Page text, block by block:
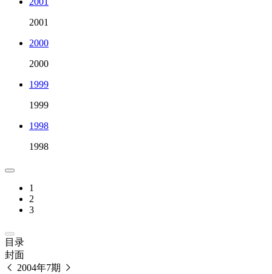
2001
2000
2000
1999
1999
1998
1998
1
2
3
目录
封面
2004年7期